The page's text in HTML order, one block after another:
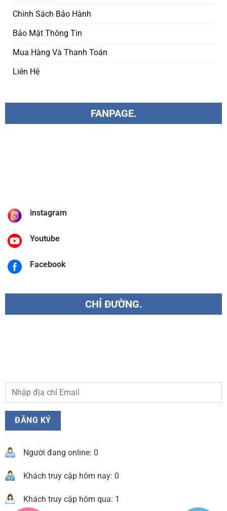
Chính Sách Bảo Hành
Bảo Mật Thông Tin
Mua Hàng Và Thanh Toán
Liên Hệ
FANPAGE.
instagram
Youtube
Facebook
CHỈ ĐƯỜNG.
Người đang online: 0
Khách truy cập hôm nay: 0
Khách truy cập hôm qua: 1